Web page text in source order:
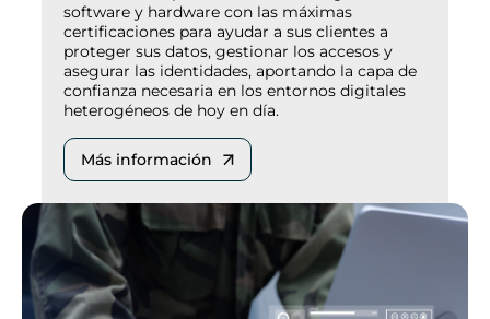
software y hardware con las máximas
certificaciones para ayudar a sus clientes a
proteger sus datos, gestionar los accesos y
asegurar las identidades, aportando la capa de
confianza necesaria en los entornos digitales
heterogéneos de hoy en día.
Más información